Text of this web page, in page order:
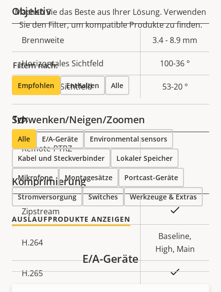
Objektiv
Eigentumsbeschreibung Eigentumswert
Brennweite 3.4 - 8.9 mm
Horizontales Sichtfeld 100-36 °
Vertikales Sichtfeld 53-20 °
Schwenken/Neigen/Zoomen
Eigentumsbeschreibung Eigentumswert
Remote-PTRZ –
Komprimierung
Eigentumsbeschreibung Eigentumswert
Zipstream
H.264
Baseline,
High, Main
H.265 Ja
Machen Sie das Beste aus Ihrer Lösung. Verwenden
Sie den Filter, um kompatible Produkte zu finden.
Filtern nach:
Empfohlen Enthalten Alle
Typ:
Alle E/A-Geräte Environmental sensors
Kabel und Steckverbinder Lokaler Speicher
Mikrofone Montagesätze Portcast-Geräte
Stromversorgung Switches Werkzeuge & Extras
AUSLAUFPRODUKTE ANZEIGEN
E/A-Geräte